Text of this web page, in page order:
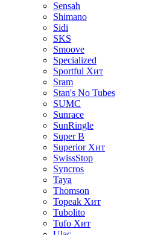
Sensah
Shimano
Sidi
SKS
Smoove
Specialized
Sportful Хит
Sram
Stan's No Tubes
SUMC
Sunrace
SunRingle
Super B
Superior Хит
SwissStop
Syncros
Taya
Thomson
Topeak Хит
Tubolito
Tufo Хит